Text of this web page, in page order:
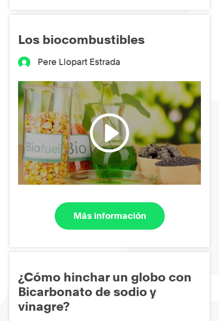
Los biocombustibles
Pere Llopart Estrada
Más información
¿Cómo hinchar un globo con
Bicarbonato de sodio y
vinagre?